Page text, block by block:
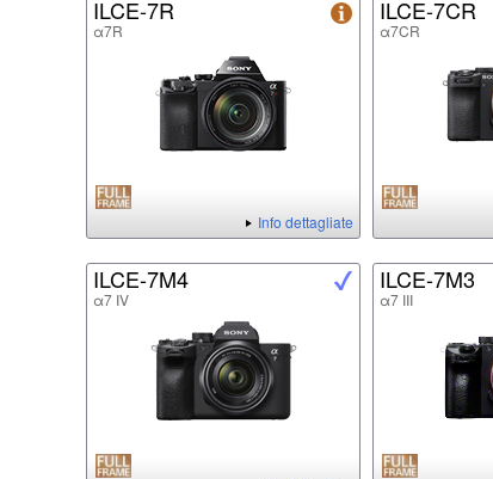
ILCE-7R
α7R
Info dettagliate
ILCE-7CR
α7CR
ILCE-7M4
α7 IV
ILCE-7M3
α7 III